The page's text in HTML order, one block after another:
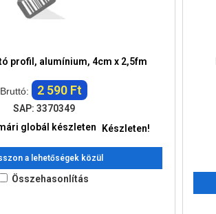
profil, alumínium, 4cm x 2,5fm
Bruttó: 2 590 Ft
SAP: 3370349
Készleten!
a lehetőségek közül
Összehasonlítás